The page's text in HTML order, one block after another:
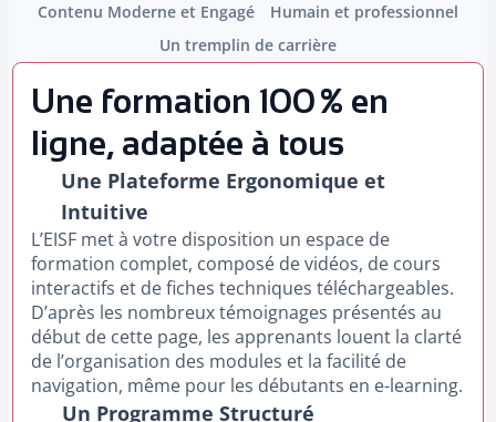
Contenu Moderne et Engagé
Humain et professionnel
Un tremplin de carrière
Une formation 100 % en
ligne, adaptée à tous
Une Plateforme Ergonomique et
Intuitive
L’EISF met à votre disposition un espace de
formation complet, composé de vidéos, de cours
interactifs et de fiches techniques téléchargeables.
D’après les nombreux témoignages présentés au
début de cette page, les apprenants louent la clarté
de l’organisation des modules et la facilité de
navigation, même pour les débutants en e-learning.
Un Programme Structuré